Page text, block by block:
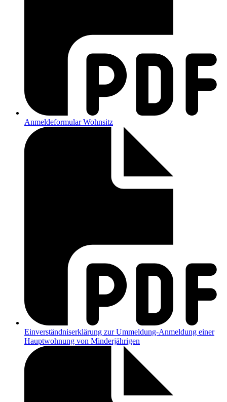
Anmeldeformular Wohnsitz
Einverständniserklärung zur Ummeldung-Anmeldung einer
Hauptwohnung von Minderjährigen